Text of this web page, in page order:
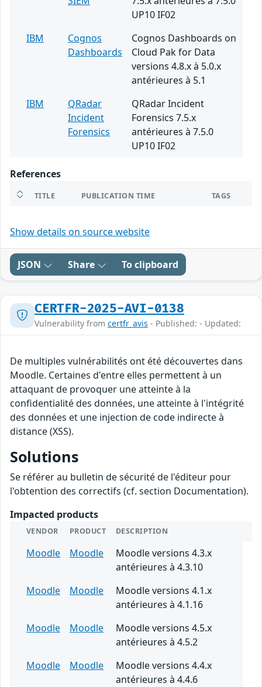
UP10 IF02
IBM
Cognos
Dashboards
Cognos Dashboards on
Cloud Pak for Data
versions 4.8.x à 5.0.x
antérieures à 5.1
IBM
QRadar
Incident
Forensics
QRadar Incident
Forensics 7.5.x
antérieures à 7.5.0
UP10 IF02
References
TITLE PUBLICATION TIME TAGS
Show details on source website
JSON Share To clipboard
CERTFR-2025-AVI-0138
Vulnerability from certfr_avis - Published: - Updated:
De multiples vulnérabilités ont été découvertes dans
Moodle. Certaines d'entre elles permettent à un
attaquant de provoquer une atteinte à la
confidentialité des données, une atteinte à l'intégrité
des données et une injection de code indirecte à
distance (XSS).
Solutions
Se référer au bulletin de sécurité de l'éditeur pour
l'obtention des correctifs (cf. section Documentation).
Impacted products
VENDOR PRODUCT DESCRIPTION
Moodle Moodle
Moodle versions 4.3.x
antérieures à 4.3.10
Moodle
Moodle
Moodle versions 4.1.x
antérieures à 4.1.16
Moodle
Moodle
Moodle versions 4.5.x
antérieures à 4.5.2
Moodle
Moodle
Moodle versions 4.4.x
antérieures à 4.4.6